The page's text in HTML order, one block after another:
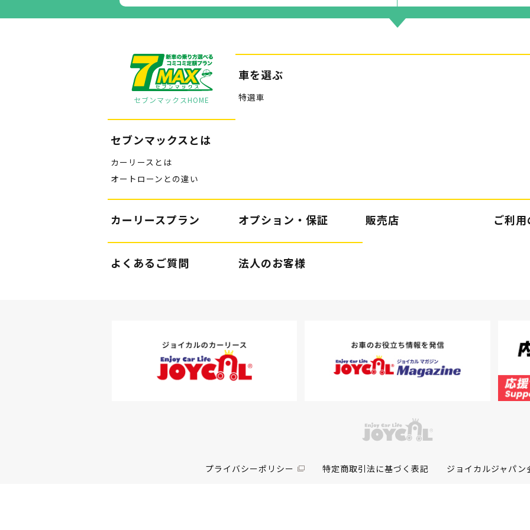
セブンマックスHOME
セブンマックスとは
カーリースとは
オートローンとの違い
車を選ぶ
特選車
カーリースプラン オプション・保証 販売店 ご利
よくあるご質問 法人のお客様
プライバシーポリシー 特定商取引法に基づく表記
ジョイカルジャパン